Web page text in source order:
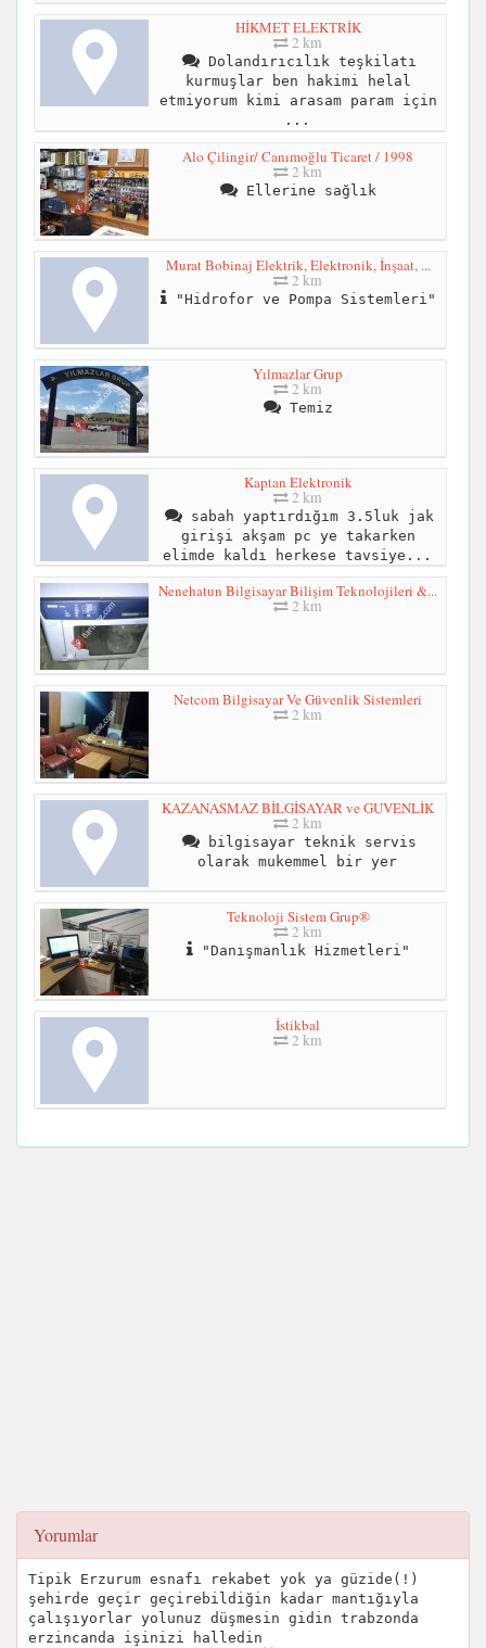
HİKMET ELEKTRİK
2 km
Dolandırıcılık teşkilatı
kurmuşlar ben hakimi helal
etmiyorum kimi arasam param için
...
Alo Çilingir/ Canımoğlu Ticaret / 1998
2 km
Ellerine sağlık
Murat Bobinaj Elektrik, Elektronik, İnşaat, ...
2 km
"Hidrofor ve Pompa Sistemleri"
Yılmazlar Grup
2 km
Temiz
Kaptan Elektronik
2 km
sabah yaptırdığım 3.5luk jak
girişi akşam pc ye takarken
elimde kaldı herkese tavsiye...
Nenehatun Bilgisayar Bilişim Teknolojileri &...
2 km
Netcom Bilgisayar Ve Güvenlik Sistemleri
2 km
KAZANASMAZ BİLGİSAYAR ve GUVENLİK
2 km
bilgisayar teknik servis
olarak mukemmel bir yer
Teknoloji Sistem Grup®
2 km
"Danışmanlık Hizmetleri"
İstikbal
2 km
Yorumlar
Tipik Erzurum esnafı rekabet yok ya güzide(!)
şehirde geçir geçirebildiğin kadar mantığıyla
çalışıyorlar yolunuz düşmesin gidin trabzonda
erzincanda işinizi halledin